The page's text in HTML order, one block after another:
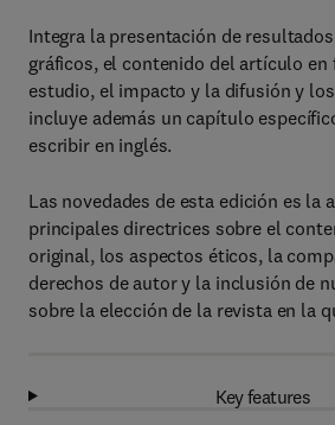
Integra la presentación de
gráficos, el contenido del artículo
estudio, el impacto y la difusión y
incluye además un capítulo
escribir en inglés.
Las novedades de esta edición es la
principales directrices sobre el
original, los aspectos éticos, la
derechos de autor y la inclusión de
sobre la elección de la revista en la
Key features